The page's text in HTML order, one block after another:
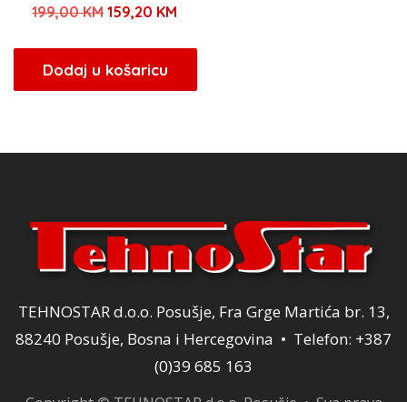
199,00KMIzvorna
bila
je:
159,20 KM
159,20 KM.
Dodaj u košaricu
TEHNOSTAR d.o.o. Posušje, Fra Grge Martića br. 13,
88240 Posušje, Bosna i Hercegovina • Telefon: +387
(0)39 685 163